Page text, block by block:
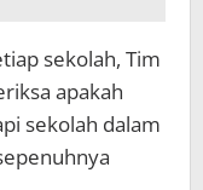
sekolah, Tim
apakah
sekolah dalam